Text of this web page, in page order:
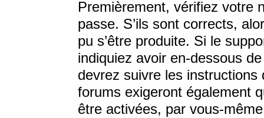
Premièrement, vérifiez votre
passe. S’ils sont corrects,
pu s’être produite. Si le
indiquiez avoir en-dessous
devrez suivre les
forums exigeront également
être activées, par vous-